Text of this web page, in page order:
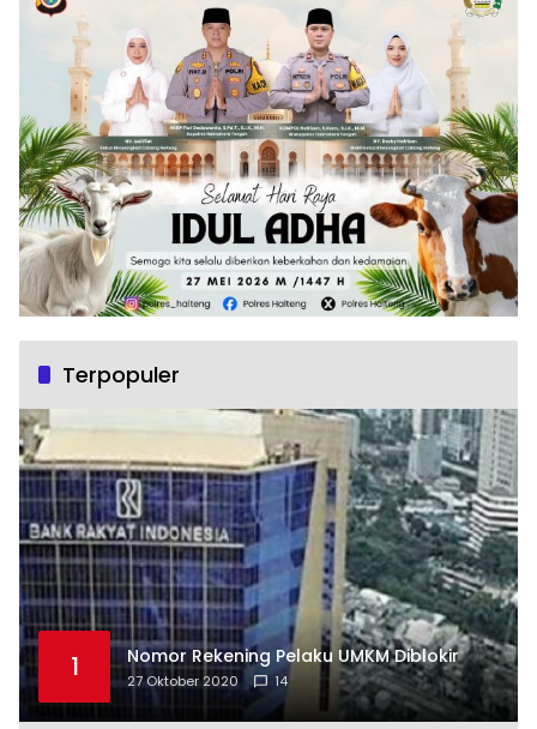
Terpopuler
1 Nomor Rekening Pelaku UMKM Diblokir
27 Oktober 2020 14